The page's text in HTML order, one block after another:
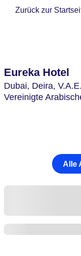
Zurück zur
Eureka Hotel
Dubai, Deira,
Vereinigte
Alle